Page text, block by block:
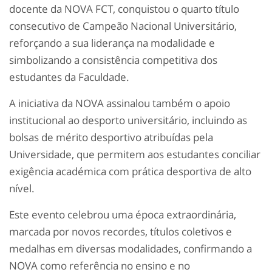
docente da NOVA FCT, conquistou o quarto título
consecutivo de Campeão Nacional Universitário,
reforçando a sua liderança na modalidade e
simbolizando a consistência competitiva dos
estudantes da Faculdade.
A iniciativa da NOVA assinalou também o apoio
institucional ao desporto universitário, incluindo as
bolsas de mérito desportivo atribuídas pela
Universidade, que permitem aos estudantes conciliar
exigência académica com prática desportiva de alto
nível.
Este evento celebrou uma época extraordinária,
marcada por novos recordes, títulos coletivos e
medalhas em diversas modalidades, confirmando a
NOVA como referência no ensino e no